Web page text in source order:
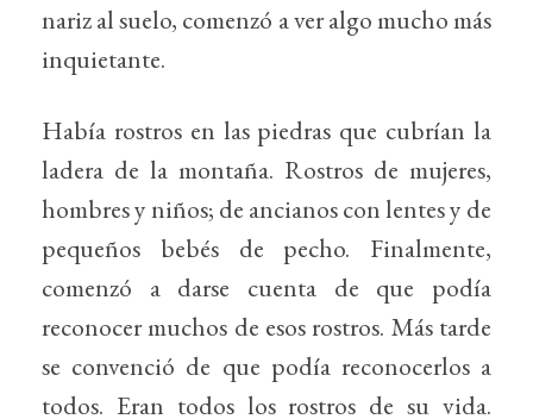
nariz al suelo, comenzó a ver algo mucho más
inquietante.
Había rostros en las piedras que cubrían la
ladera de la montaña. Rostros de mujeres,
hombres y niños; de ancianos con lentes y de
pequeños bebés de pecho. Finalmente,
comenzó a darse cuenta de que podía
reconocer muchos de esos rostros. Más tarde
se convenció de que podía reconocerlos a
todos. Eran todos los rostros de su vida.